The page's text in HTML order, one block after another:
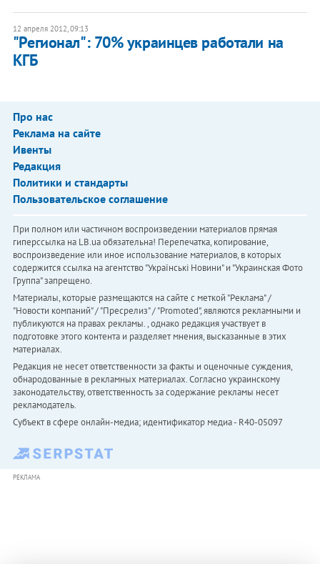
12 апреля 2012, 09:13
"Регионал": 70% украинцев работали на
КГБ
Про нас
Реклама на сайте
Ивенты
Редакция
Политики и стандарты
Пользовательское соглашение
При полном или частичном воспроизведении материалов прямая
гиперссылка на LB.ua обязательна! Перепечатка, копирование,
воспроизведение или иное использование материалов, в которых
содержится ссылка на агентство "Українськi Новини" и "Украинская Фото
Группа" запрещено.
Материалы, которые размещаются на сайте с меткой "Реклама" /
"Новости компаний" / "Пресрелиз" / "Promoted", являются рекламными и
публикуются на правах рекламы. , однако редакция участвует в
подготовке этого контента и разделяет мнения, высказанные в этих
материалах.
Редакция не несет ответственности за факты и оценочные суждения,
обнародованные в рекламных материалах. Согласно украинскому
законодательству, ответственность за содержание рекламы несет
рекламодатель.
Субъект в сфере онлайн-медиа; идентификатор медиа - R40-05097
РЕКЛАМА